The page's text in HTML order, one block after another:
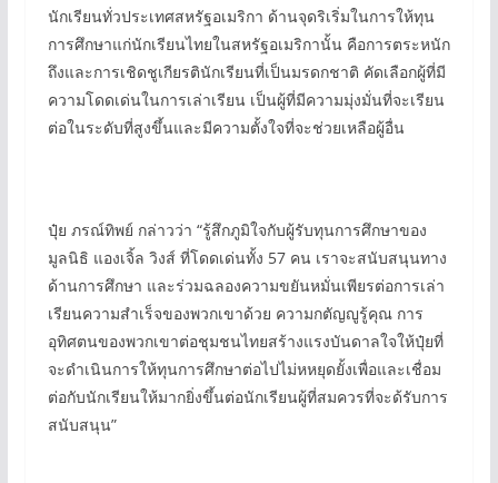
นักเรียนทั่วประเทศสหรัฐอเมริกา ด้านจุดริเริ่มในการให้ทุน
การศึกษาแก่นักเรียนไทยในสหรัฐอเมริกานั้น คือการตระหนัก
ถึงและการเชิดชูเกียรตินักเรียนที่เป็นมรดกชาติ คัดเลือกผู้ที่มี
ความโดดเด่นในการเล่าเรียน เป็นผู้ที่มีความมุ่งมั่นที่จะเรียน
ต่อในระดับที่สูงขึ้นและมีความตั้งใจที่จะช่วยเหลือผู้อื่น
ปุ๋ย ภรณ์ทิพย์ กล่าวว่า “รู้สึกภูมิใจกับผู้รับทุนการศึกษาของ
มูลนิธิ แองเจิ้ล วิงส์ ที่โดดเด่นทั้ง 57 คน เราจะสนับสนุนทาง
ด้านการศึกษา และร่วมฉลองความขยันหมั่นเพียรต่อการเล่า
เรียนความสำเร็จของพวกเขาด้วย ความกตัญญูรู้คุณ การ
อุทิศตนของพวกเขาต่อชุมชนไทยสร้างแรงบันดาลใจให้ปุ๋ยที่
จะดำเนินการให้ทุนการศึกษาต่อไปไม่หหยุดยั้งเพื่อและเชื่อม
ต่อกับนักเรียนให้มากยิ่งขึ้นต่อนักเรียนผู้ที่สมควรที่จะด้รับการ
สนับสนุน”